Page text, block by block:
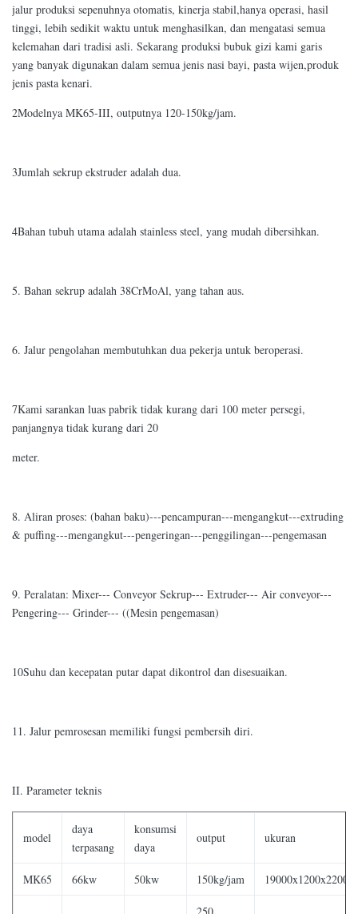
jalur produksi sepenuhnya otomatis, kinerja stabil,hanya operasi, hasil
tinggi, lebih sedikit waktu untuk menghasilkan, dan mengatasi semua
kelemahan dari tradisi asli. Sekarang produksi bubuk gizi kami garis
yang banyak digunakan dalam semua jenis nasi bayi, pasta wijen,produk
jenis pasta kenari.
2Modelnya MK65-III, outputnya 120-150kg/jam.
3Jumlah sekrup ekstruder adalah dua.
4Bahan tubuh utama adalah stainless steel, yang mudah dibersihkan.
5. Bahan sekrup adalah 38CrMoAl, yang tahan aus.
6. Jalur pengolahan membutuhkan dua pekerja untuk beroperasi.
7Kami sarankan luas pabrik tidak kurang dari 100 meter persegi,
panjangnya tidak kurang dari 20
meter.
8. Aliran proses: (bahan baku)---pencampuran---mengangkut---extruding
& puffing---mengangkut---pengeringan---penggilingan---pengemasan
9. Peralatan: Mixer--- Conveyor Sekrup--- Extruder--- Air conveyor---
Pengering--- Grinder--- ((Mesin pengemasan)
10Suhu dan kecepatan putar dapat dikontrol dan disesuaikan.
11. Jalur pemrosesan memiliki fungsi pembersih diri.
II. Parameter teknis
model
daya
terpasang
konsumsi
daya
output ukuran
MK65 66kw 50kw 150kg/jam